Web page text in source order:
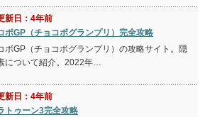
新日：4年前
ボGP（チョコボグランプリ）完全攻略
ボGP（チョコボグランプリ）の攻略サイト。隠
について紹介。2022年…
新日：4年前
トゥーン3完全攻略